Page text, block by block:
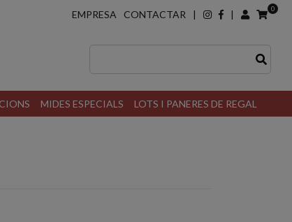
EMPRESA CONTACTAR | | 0
MIDES ESPECIALS LOTS I PANERES DE REGAL